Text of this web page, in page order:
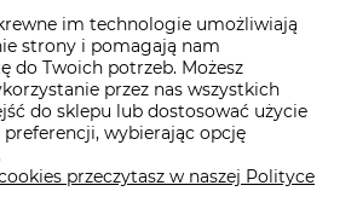
im technologie umożliwiają
strony i pomagają nam
do Twoich potrzeb. Możesz
przez nas wszystkich
do sklepu lub dostosować użycie
wybierając opcję
przeczytasz w naszej Polityce